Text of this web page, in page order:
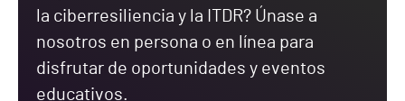
la ciberresiliencia y la ITDR? Únase a
nosotros en persona o en línea para
disfrutar de oportunidades y eventos
educativos.